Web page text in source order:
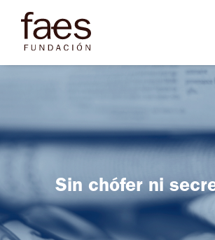
Sin chófer ni